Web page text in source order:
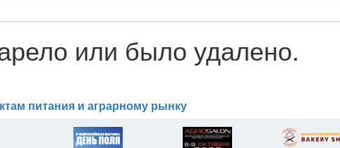
или было удалено.
питания и аграрному рынку